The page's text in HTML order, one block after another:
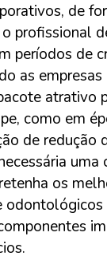
de
o profissional
períodos de
as
atrativo
como em
de redução
os